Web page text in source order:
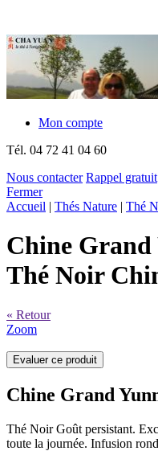
THE CHA
YUAN
Mon compte
Tél. 04 72 41 04 60
Nous contacter Rappel gratuit
Fermer
Accueil | Thés Nature | Thé
Chine Grand
Thé Noir
« Retour
Zoom
Chine Grand
Thé Noir Goût persistant.
toute la journée. Infusion